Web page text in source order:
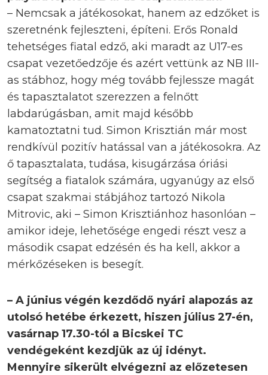
– Nemcsak a játékosokat, hanem az edzőket is
szeretnénk fejleszteni, építeni. Erős Ronald
tehetséges fiatal edző, aki maradt az U17-es
csapat vezetőedzője és azért vettünk az NB III-
as stábhoz, hogy még tovább fejlessze magát
és tapasztalatot szerezzen a felnőtt
labdarúgásban, amit majd később
kamatoztatni tud. Simon Krisztián már most
rendkívül pozitív hatással van a játékosokra. Az
ő tapasztalata, tudása, kisugárzása óriási
segítség a fiatalok számára, ugyanúgy az első
csapat szakmai stábjához tartozó Nikola
Mitrovic, aki – Simon Krisztiánhoz hasonlóan –
amikor ideje, lehetősége engedi részt vesz a
második csapat edzésén és ha kell, akkor a
mérkőzéseken is besegít.
– A június végén kezdődő nyári alapozás az
utolsó hetébe érkezett, hiszen július 27-én,
vasárnap 17.30-tól a Bicskei TC
vendégeként kezdjük az új idényt.
Mennyire sikerült elvégezni az előzetesen